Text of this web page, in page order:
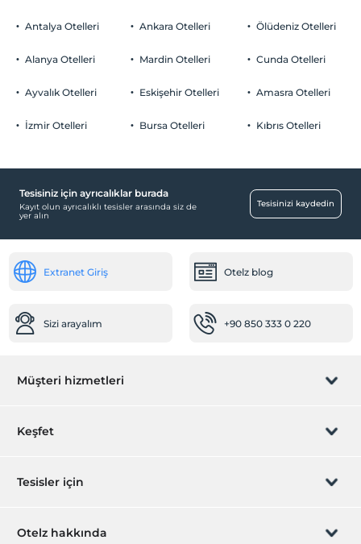
Otopark (Tesis disinda)
Aile odaları
Çalışma Alanları
Çamaşırhane
Klima
24 saat açık resepsiyon
Ulaşım
Motorsiklet kiralama
Atv safari
Çocuklar
Her bir oda için 3 yaşına kadar 1 çocuk ücretsizdir
Antalya Otelleri
Alanya Otelleri
Ayvalık Otelleri
İzmir Otelleri
Ankara Otelleri
Mardin Otelleri
Eskişehir Otelleri
Bursa Otelleri
Ölüdeniz Otelleri
Cunda Otelleri
Amasra Otelleri
Kıbrıs Otelleri
Tesisiniz için ayrıcalıklar burada
Kayıt olun ayrıcalıklı tesisler arasında siz de
yer alın
Tesisinizi kaydedin
Extranet Giriş Otelz blog
Sizi arayalım +90 850 333 0 220
Müşteri hizmetleri
Rezervasyon yönet
Keşfet
Hediye Kart
Tesisler için
Hemen tesisinizi ekleyin
Otelz hakkında